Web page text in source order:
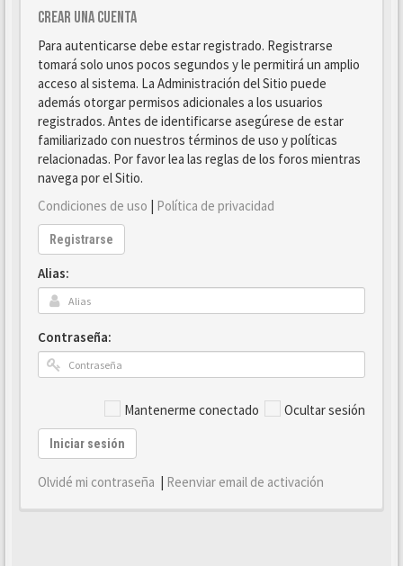
Crear una cuenta
Para autenticarse debe estar registrado. Registrarse
tomará solo unos pocos segundos y le permitirá un amplio
acceso al sistema. La Administración del Sitio puede
además otorgar permisos adicionales a los usuarios
registrados. Antes de identificarse asegúrese de estar
familiarizado con nuestros términos de uso y políticas
relacionadas. Por favor lea las reglas de los foros mientras
navega por el Sitio.
Condiciones de uso | Política de privacidad
Registrarse
Alias:
Contraseña:
Mantenerme conectado Ocultar sesión
Iniciar sesión
Olvidé mi contraseña | Reenviar email de activación